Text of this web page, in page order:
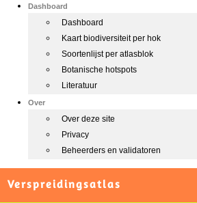
Dashboard
Dashboard
Kaart biodiversiteit per hok
Soortenlijst per atlasblok
Botanische hotspots
Literatuur
Over
Over deze site
Privacy
Beheerders en validatoren
Verspreidingsatlas